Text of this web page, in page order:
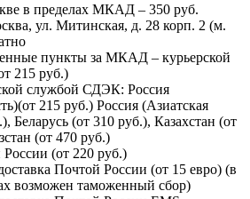
в пределах МКАД – 350 руб.
ул. Митинская, д. 28 корп. 2 (м.
пункты за МКАД – курьерской
215 руб.)
службой СДЭК: Россия
215 руб.) Россия (Азиатская
Беларусь (от 310 руб.), Казахстан (от
(от 470 руб.)
(от 220 руб.)
Почтой России (от 15 евро) (в
возможен таможенный сбор)